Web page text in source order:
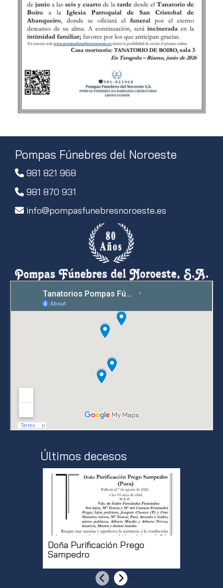
Pompas Fúnebres del Noroeste
981 821 968
981 870 931
info
pompasfunebresnoroeste.es
Últimos decesos
Doña Purificación Prego
Sampedro
AnteriorSiguiente